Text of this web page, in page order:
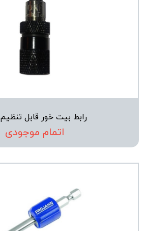
رابط بیت خور قابل تنظیم Max
اتمام موجودی